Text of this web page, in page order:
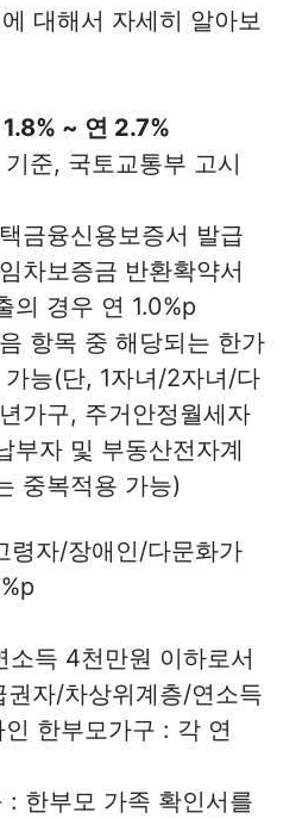
대해서 자세히 알아보
~ 연 2.7%
준, 국토교통부 고시
금융신용보증서 발급
차보증금 반환확약서
의 경우 연 1.0%p
항목 중 해당되는 한가
능(단, 1자녀/2자녀/다
가구, 주거안정월세자
부자 및 부동산전자계
중복적용 가능)
령자/장애인/다문화가
소득 4천만원 이하로서
권자/차상위계층/연소득
한부모가구 : 각 연
: 한부모 가족 확인서를